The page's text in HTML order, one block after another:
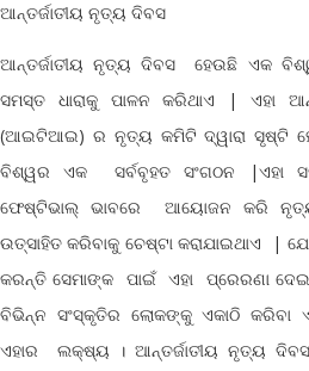
ଆନ୍ତର୍ଜାତୀୟ ନୃତ୍ୟ ଦିବସ
ଆନ୍ତର୍ଜାତୀୟ ନୃତ୍ୟ ଦିବସ ହେଉଛି ଏକ
ସମସ୍ତ ଧାରାକୁ ପାଳନ କରିଥାଏ
| ଏହା
(ଆଇଟିଆଇ) ର ନୃତ୍ୟ କମିଟି ଦ୍ୱାରା ସୃଷ୍ଟି
ବିଶ୍ୱର ଏକ ସର୍ବବୃହତ ସଂଗଠନ |ଏହା
ଫେଷ୍ଟିଭାଲ୍ ଭାବରେ ଆୟୋଜନ କରି
ଉତ୍ସାହିତ କରିବାକୁ ଚେଷ୍ଟା କରାଯାଇଥାଏ
|
କରନ୍ତି ସେମାଙ୍କ ପାଇଁ ଏହା ପ୍ରେରଣା
ବିଭିନ୍ନ ସଂସ୍କୃତିର ଲୋକଙ୍କୁ ଏକାଠି କରିବା
ଏହାର ଲକ୍ଷ୍ୟ । ଆନ୍ତର୍ଜାତୀୟ ନୃତ୍ୟ